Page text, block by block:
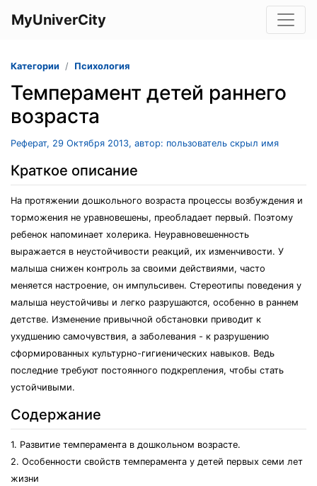
MyUniverCity
Категории Психология
Темперамент детей раннего
возраста
Реферат, 29 Октября 2013, автор: пользователь скрыл имя
Краткое описание
На протяжении дошкольного возраста процессы возбуждения и
торможения не уравновешены, преобладает первый. Поэтому
ребенок напоминает холерика. Неуравновешенность
выражается в неустойчивости реакций, их изменчивости. У
малыша снижен контроль за своими действиями, часто
меняется настроение, он импульсивен. Стереотипы поведения у
малыша неустойчивы и легко разрушаются, особенно в раннем
детстве. Изменение привычной обстановки приводит к
ухудшению самочувствия, а заболевания - к разрушению
сформированных культурно-гигиенических навыков. Ведь
последние требуют постоянного подкрепления, чтобы стать
устойчивыми.
Содержание
1. Развитие темперамента в дошкольном возрасте.
2. Особенности свойств темперамента у детей первых семи лет
жизни